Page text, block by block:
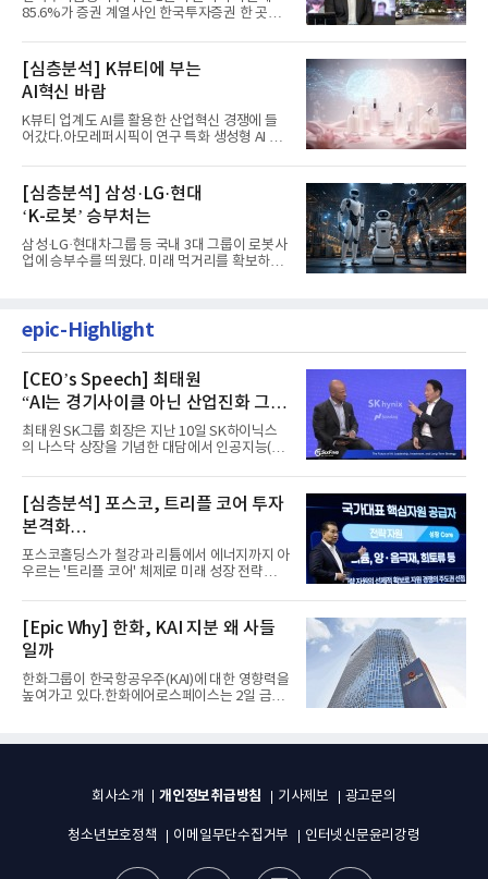
85.6%가 증권 계열사인 한국투자증권 한 곳에
[심층분석] K뷰티에 부는
AI혁신 바람
K뷰티 업계도 AI를 활용한 산업혁신 경쟁에 들
어갔다.아모레퍼시픽이 연구 특화 생성형 AI 플
[심층분석] 삼성·LG·현대
‘K-로봇’ 승부처는
삼성·LG·현대차그룹 등 국내 3대 그룹이 로봇사
업에 승부수를 띄웠다. 미래 먹거리를 확보하기
epic-Highlight
[CEO’s Speech] 최태원
“AI는 경기사이클 아닌 산업진화 그
자체”
최태원 SK그룹 회장은 지난 10일 SK하이닉스
의 나스닥 상장을 기념한 대담에서 인공지능(AI)
[심층분석] 포스코, 트리플 코어 투자
본격화
16조7천억원 투자 재원 마련 전략은?
포스코홀딩스가 철강과 리튬에서 에너지까지 아
우르는 '트리플 코어' 체제로 미래 성장 전략을
[Epic Why] 한화, KAI 지분 왜 사들
일까
한화그룹이 한국항공우주(KAI)에 대한 영향력을
높여가고 있다.한화에어로스페이스는 2일 금융
회사소개 개인정보취급방침 기사제보 광고문의
청소년보호정책 이메일무단수집거부 인터넷신문윤리강령